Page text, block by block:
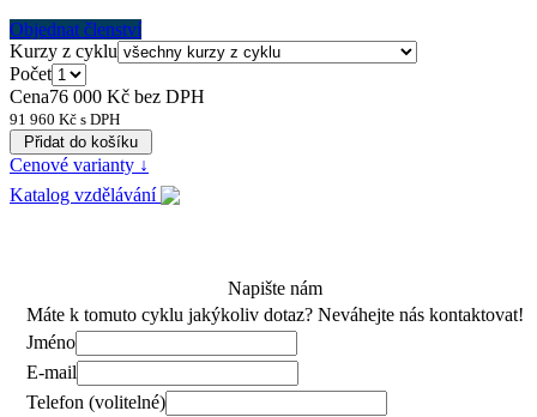
Objednat členství
Kurzy z cyklu
Počet
Cena76 000 Kč bez DPH
91 960 Kč s DPH
Cenové varianty ↓
Katalog vzdělávání
Napište nám
Máte k tomuto cyklu jakýkoliv dotaz? Neváhejte nás kontaktovat!
Jméno
E-mail
Telefon (volitelné)